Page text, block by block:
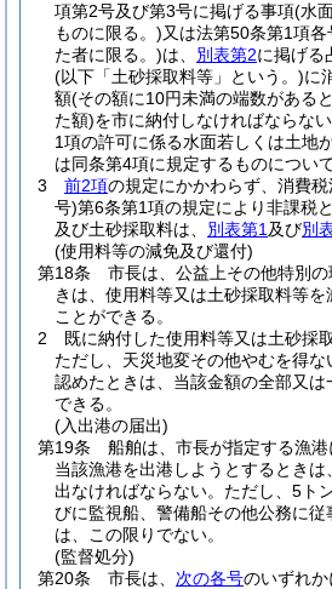
項第2号及び第3号に掲げる事項(水
ものに限る。)又は法第50条第1項
た者に限る。)は、 別表第2に掲げる
(以下「土砂採取料等」という。)に
額(その額に10円未満の端数がある
た額)を市に納付しなければならない
1項の許可に係る水面若しくは土地
は同条第4項に規定するものについ
3
前2項の規定にかかわらず、消費税
号)第6条第1項の規定により非課税
及び土砂採取料は、 別表第1 及び別
(使用料等の減免及び還付)
第18条
市長は、公益上その他特別
きは、使用料等又は土砂採取料等
ことができる。
2
既に納付した使用料等又は土砂採
ただし、天災地変その他やむを得
認めたときは、当該金額の全部又
できる。
(入出港の届出)
第19条
船舶は、市長が指定する漁
当該漁港を出港しようとするとき
出なければならない。 ただし、5ト
びに監視船、警備船その他公務に従
は、この限りでない。
(監督処分)
第20条
市長は、 次の各号のいずれか